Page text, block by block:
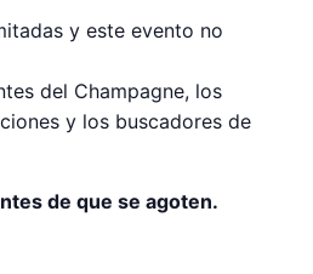
y este evento no
del Champagne, los
y los buscadores de
de que se agoten.